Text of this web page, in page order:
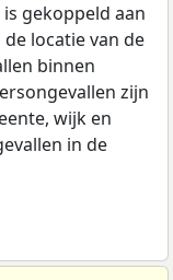
gekoppeld aan
locatie van de
binnen
zijn
wijk en
in de